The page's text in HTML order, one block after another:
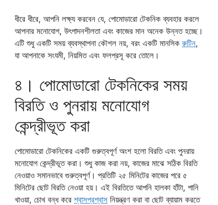
ধীরে ধীরে, আপনি লক্ষ্য করবেন যে, পোমোডারো টেকনিক ব্যবহার করলে
আপনার মনোযোগ, উৎপাদনশীলতা এবং কাজের মান অনেক উন্নত হচ্ছে।
এটি শুধু একটি সময় ব্যবস্থাপনা কৌশল নয়, বরং একটি মানসিকরুটিন,
যা আপনাকে সংযমী, নিয়মিত এবং ফলপ্রসূ করে তোলে।
৪। পোমোডারো টেকনিকের সময়
বিরতি ও পুনরায় মনোযোগ
কেন্দ্রীভূত করা
পোমোডারো টেকনিকের একটি গুরুত্বপূর্ণ অংশ হলো বিরতি এবং পুনরায়
মনোযোগ কেন্দ্রীভূত করা। শুধু কাজ করা নয়, কাজের মাঝে সঠিক বিরতি
নেওয়াও সমানভাবে গুরুত্বপূর্ণ। প্রতিটি ২৫ মিনিটের কাজের পরে ৫
মিনিটের ছোট বিরতি নেওয়া হয়। এই বিরতিতে আপনি হালকা হাঁটা, পানি
খাওয়া, চোখ বন্ধ করেশ্বাসপ্রশ্বাস নিয়ন্ত্রণ করা বা ছোট ব্যায়াম করতে